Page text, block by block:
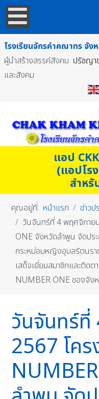
โรงเรียนจักรคำคณาทร จัง
ผู้นำสร้างสรรค์สังคม ปรัชญา
และสังคม
แอป
(แอปโร
สำห
คุณอยู่ที่: หน้าแรก ข่าว
วันจันทร์ที่ 4 พฤศจิกาย
ONE จังหวัดลำพูน จัดปร
กระหม่อมหญิงอุบลรัตนร
เสด็จเยี่ยมสมาชิกและติดต
NUMBER ONE ของจัง
วันจันทร์
2567 โคร